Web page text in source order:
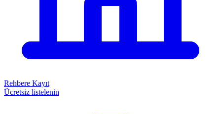
Rehbere Kayıt
Ücretsiz listelenin